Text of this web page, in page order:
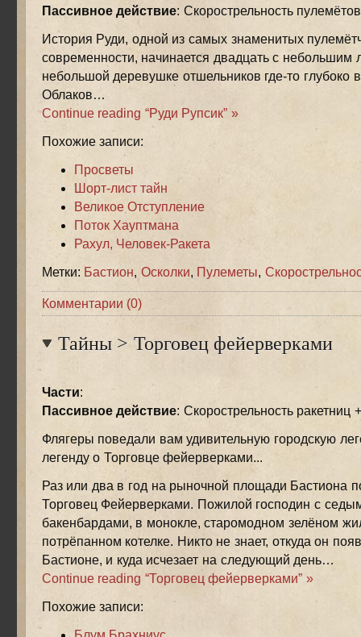
Пассивное действие: Скорострельность
История Руди, одной из самых знаменитых
современности, начинается двадцать с небольшим
небольшой деревушке отшельников где-то глубоко
Облаков…
Continue reading “Руди Рупсик” »
Похожие записи:
Просветы
Шорт-лист тайн
Великое Отступление
Поток Хауптмана
Рахул, Человек-Ракета
Метки: Бастион, Осколки, Пулеметы,
Комментарии (0)
Тайны> Торговец фейерверками
Части:
Пассивное действие: Скорострельность ракетниц
Флягеры поведали вам удивительную городскую
легенду о Торговце фейерверками...
Раз или два в год на рыночной площади Бастиона
Торговец Фейерверками. Пожилой господин с
бакенбардами, в монокле, старомодном зелёном
потрёпанном котелке. Никто не знает, откуда он
Бастионе, и куда исчезает на следующий день…
Continue reading “Торговец фейерверками” »
Похожие записи: